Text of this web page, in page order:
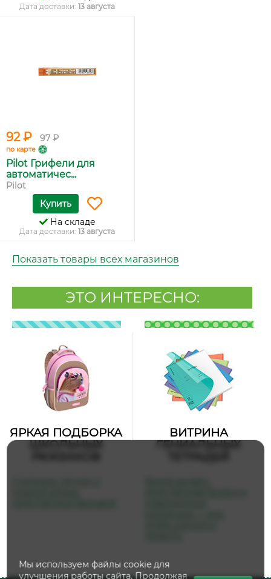
Дата доставки: 13 августа
92 ₽ 97 ₽
по карте
Pilot Грифели для
автоматичес...
Pilot
Купить
На складе
Дата доставки: 13 августа
Показать товары всех магазинов
ЭТО ИНТЕРЕСНО:
ЯРКАЯ ПОДБОРКА
ШКОЛЬНЫХ
ВИТРИНА
ГЕНИАЛЬНЫХ
Мы используем файлы cookie для
улучшения работы сайта. Продолжая